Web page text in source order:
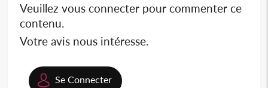
Veuillez vous connecter pour commenter ce
contenu.
Votre avis nous intéresse.
Se Connecter